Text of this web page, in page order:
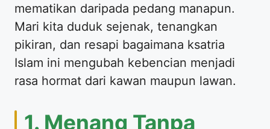
mematikan daripada pedang manapun.
Mari kita duduk sejenak, tenangkan
pikiran, dan resapi bagaimana ksatria
Islam ini mengubah kebencian menjadi
rasa hormat dari kawan maupun lawan.
​1. Menang Tanpa